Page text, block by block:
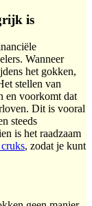
is
Wanneer
het gokken,
stellen van
en voorkomt dat
Dit is vooral
steeds
is het raadzaam
, zodat je kunt